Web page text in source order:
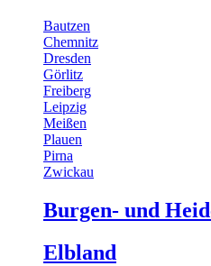
Bautzen
Chemnitz
Dresden
Görlitz
Freiberg
Leipzig
Meißen
Plauen
Pirna
Zwickau
Burgen- und
Elbland